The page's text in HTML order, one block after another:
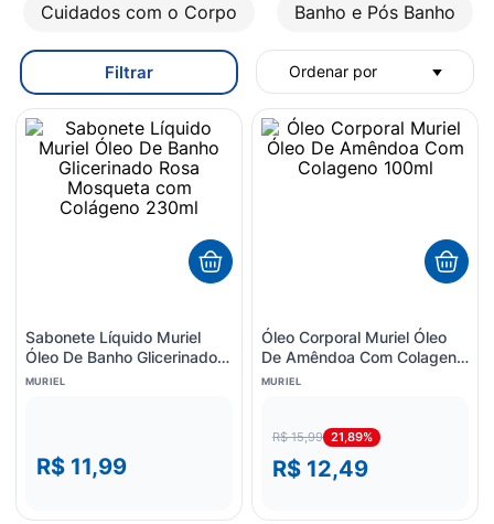
Cuidados com o Corpo Banho e Pós Banho
Filtrar Ordenar por
Sabonete Líquido Muriel
Óleo De Banho Glicerinado
Rosa Mosqueta com
MURIEL
R$ 11,99
Óleo Corporal Muriel Óleo
De Amêndoa Com Colageno
100ml
MURIEL
R$ 15,99 21,89%
R$ 12,49
5º
protetor solar
sabonete liquido
7º
shampoo
8º
esmalte
9
lenço umedecido
10º fralda